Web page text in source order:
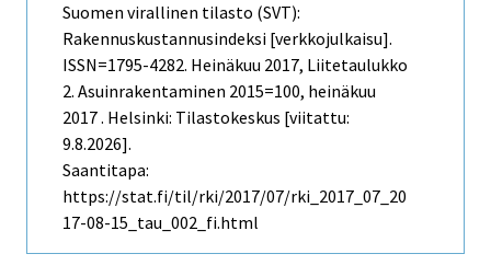
Suomen virallinen tilasto (SVT):
Rakennuskustannusindeksi [verkkojulkaisu].
ISSN=1795-4282. Heinäkuu 2017, Liitetaulukko
2. Asuinrakentaminen 2015=100, heinäkuu
2017 . Helsinki: Tilastokeskus [viitattu:
9.8.2026].
Saantitapa:
https://stat.fi/til/rki/2017/07/rki_2017_07_20
17-08-15_tau_002_fi.html